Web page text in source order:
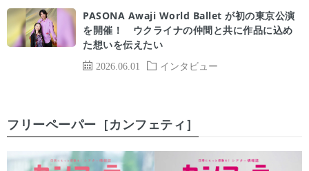
2026.06.01 インタビュー
PASONA Awaji World Ballet が初の東京公演
を開催！ ウクライナの仲間と共に作品に込め
た想いを伝えたい
フリーペーパー［カンフェティ］